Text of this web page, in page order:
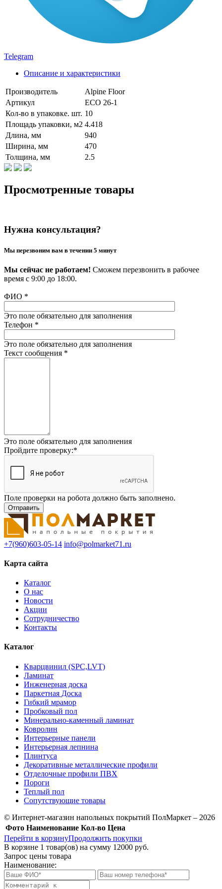
Telegram
Описание и характеристики
Производитель
Alpine Floor
Артикул
ECO 26-1
Кол-во в упаковке. шт. 10
Площадь упаковки, м2 4.418
Длина, мм
940
Ширина, мм
470
Толщина, мм
2.5
Просмотренные товары
Нужна консультация?
Мы перезвоним вам в течении 5 минут
Мы сейчас не работаем! Сможем перезвонить в рабочее
время с 9:00 до 18:00.
ФИО *
Это поле обязательно для заполнения
Телефон *
Это поле обязательно для заполнения
Текст сообщения *
Это поле обязательно для заполнения
Пройдите проверку:*
Поле проверки на робота должно быть заполнено.
+7(960)603-05-14 info@polmarket71.ru
Карта сайта
Каталог
О нас
Новости
Акции
Сотрудничество
Контакты
Каталог
Кварцвинил (SPC,LVT)
Ламинат
Инженерная доска
Паркетная Доска
Гибкий мрамор
Пробковый пол
Минерально-каменный ламинат
Ковролин
Интерьерные панели
Интерьерная лепнина
Плинтуса
Декоративные металлические профили
Отделочные профили ПВХ
Пороги
Теплый пол
Сопутствующие товары
© Интернет-магазин напольных покрытий ПолМаркет – 2026
Фото Наименование Кол-во Цена
Перейти в корзинуПродолжить покупки
В корзине 1 товар(ов) на сумму 12000 руб.
Запрос цены товара
Наименование: